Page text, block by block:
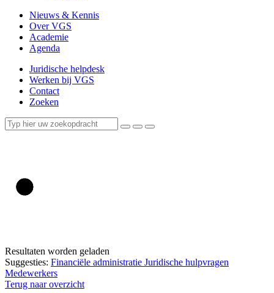
Nieuws & Kennis
Over VGS
Academie
Agenda
Juridische helpdesk
Werken bij VGS
Contact
Zoeken
Resultaten worden geladen
Suggesties: Financiële administratie Juridische hulpvragen
Medewerkers
Terug naar overzicht